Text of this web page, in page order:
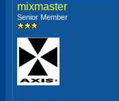
mixmaster
Senior Member